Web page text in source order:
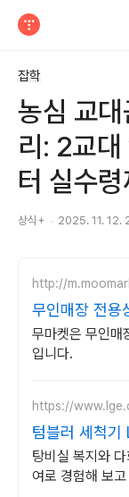
잡학
농심 교대
리: 2교
터 실수령
상식+ 2025. 11. 12.
http://
무인매장 전용
무마켓은 무인매
입니다.
https://
텀블러 세척기
상대여신청
탕비실 복지와
여로 경험해 보